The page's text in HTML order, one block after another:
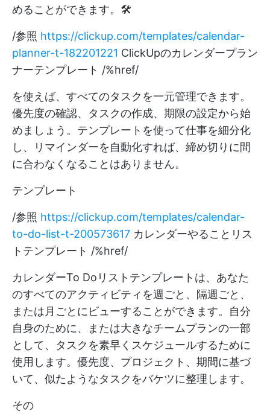
めることができます。🛠️
/参照 https://clickup.com/templates/calendar-
planner-t-182201221 ClickUpのカレンダープラン
ナーテンプレート /%href/
を使えば、すべてのタスクを一元管理できます。
優先度の確認、タスクの作成、期限の設定から始
めましょう。テンプレートを使って仕事を細分化
し、リマインダーを自動化すれば、締め切りに間
に合わなくなることはありません。
テンプレート
/参照 https://clickup.com/templates/calendar-
to-do-list-t-200573617 カレンダーやることリス
トテンプレート /%href/
カレンダーTo Doリストテンプレートは、あなた
のすべてのアクティビティを週ごと、隔週ごと、
または月ごとにビューすることができます。自分
自身のために、または大きなチームプランの一部
として、タスクを素早くスケジュールするために
使用します。優先度、プロジェクト、期間に基づ
いて、似たようなタスクをバケツに整理します。
その